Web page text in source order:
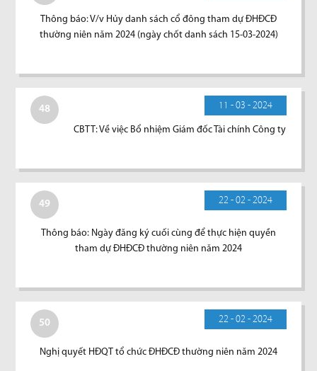
Thông báo: V/v Hủy danh sách cổ đông tham dự ĐHĐCĐ
thường niên năm 2024 (ngày chốt danh sách 15-03-2024)
48 11 - 03 - 2024
CBTT: Về việc Bổ nhiệm Giám đốc Tài chính Công ty
49 22 - 02 - 2024
Thông báo: Ngày đăng ký cuối cùng để thực hiện quyền
tham dự ĐHĐCĐ thường niên năm 2024
50 22 - 02 - 2024
Nghị quyết HĐQT tổ chức ĐHĐCĐ thường niên năm 2024